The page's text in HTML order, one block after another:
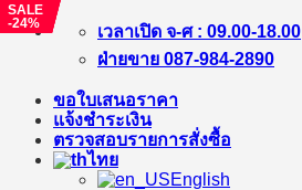
ข้าม
เนื้อหา
เวลาเปิด จ-ศ : 09.00-18.00
ฝ่ายขาย 087-984-2890
ขอใบเสนอราคา
แจ้งชำระเงิน
ตรวจสอบรายการสั่งซื้อ
ไทย
English
SALE
-24%
SALE
-5%
SALE
-5%
SALE
-8%